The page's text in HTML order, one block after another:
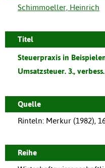
Schimmoeller, Heinrich
Titel
Steuerpraxis in
Umsatzsteuer. 3.,
Quelle
Rinteln: Merkur (1982),
Reihe